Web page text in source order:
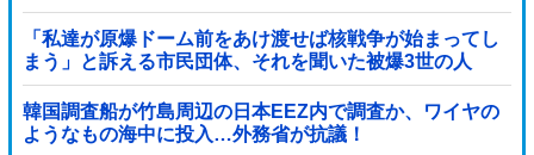
「私達が原爆ドーム前をあけ渡せば核戦争が始まってし
まう」と訴える市民団体、それを聞いた被爆3世の人
が……
韓国調査船が竹島周辺の日本EEZ内で調査か、ワイヤの
ようなもの海中に投入…外務省が抗議！